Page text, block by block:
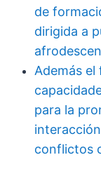
de
dirigida a
Además
para la
conflictos